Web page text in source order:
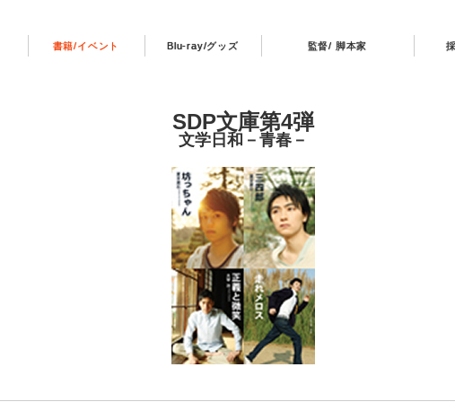
書籍/イベント Blu-ray/グッズ 監督/ 脚本家
SDP文庫第4弾
文学日和－青春－